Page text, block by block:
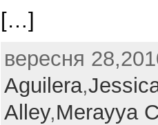
[…]
вересня
Aguilera,
Alley,Merayya